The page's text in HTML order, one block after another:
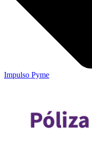
Impulso Pyme